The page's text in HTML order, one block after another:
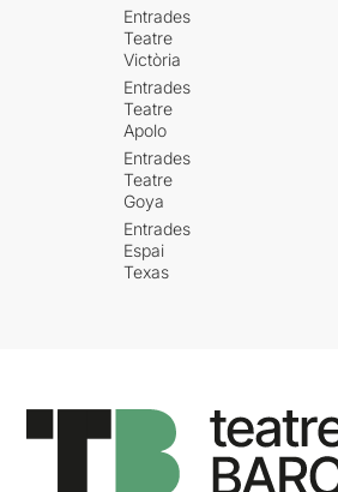
Entrades
Teatre
Victòria
Entrades
Teatre
Apolo
Entrades
Teatre
Goya
Entrades
Espai
Texas